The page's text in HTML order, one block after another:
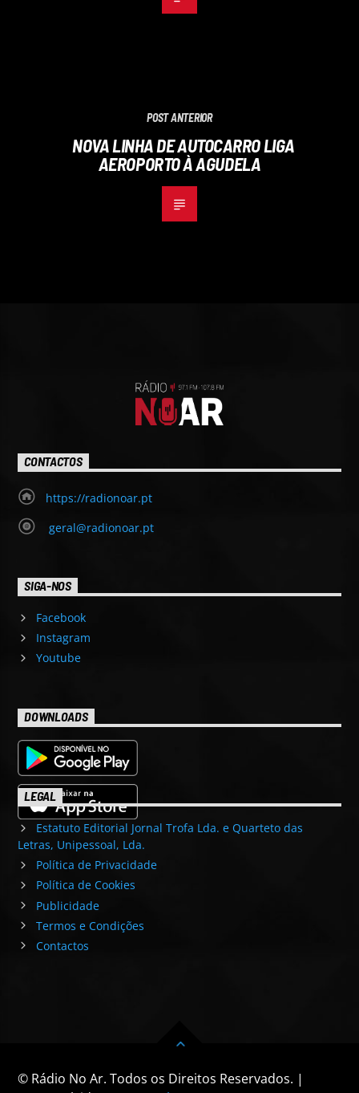
POST ANTERIOR
NOVA LINHA DE AUTOCARRO LIGA
AEROPORTO À AGUDELA
CONTACTOS
https://radionoar.pt
geral@radionoar.pt
SIGA-NOS
Facebook
Instagram
Youtube
DOWNLOADS
LEGAL
Estatuto Editorial Jornal Trofa Lda. e Quarteto das
Letras, Unipessoal, Lda.
Política de Privacidade
Política de Cookies
Publicidade
Termos e Condições
Contactos
© Rádio No Ar. Todos os Direitos Reservados. |